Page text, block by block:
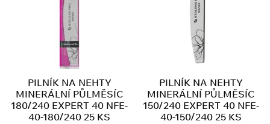
PILNÍK NA NEHTY
MINERÁLNÍ PŮLMĚSÍC
180/240 EXPERT 40 NFE-
40-180/240 25 KS
PILNÍK NA NEHTY
MINERÁLNÍ PŮLMĚSÍC
150/240 EXPERT 40 NFE-
40-150/240 25 KS